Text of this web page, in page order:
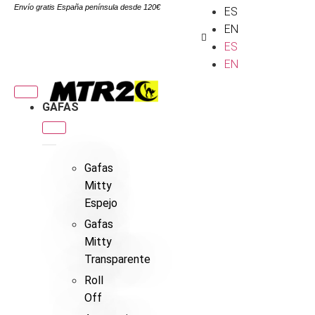
Envío gratis España península desde 120€
ES
EN
ES
EN
GAFAS
Gafas
Mitty
Espejo
Gafas
Mitty
Transparente
Roll
Off